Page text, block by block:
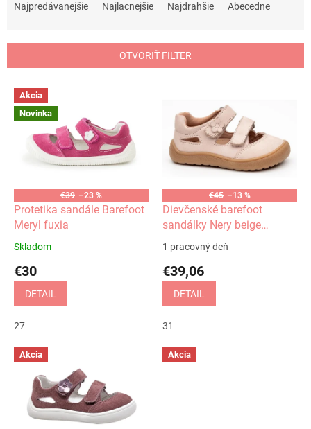
i
Najpredávanejšie Najlacnejšie Najdrahšie Abecedne
OTVORIŤ FILTER
V Akcia
Novinka
€39 –23 %
Protetika sandále Barefoot
Meryl fuxia
Skladom
€30
DETAIL
27
€45 –13 %
Dievčenské barefoot
sandálky Nery beige
Protetika
1 pracovný deň
€39,06
DETAIL
31
Akcia Akcia